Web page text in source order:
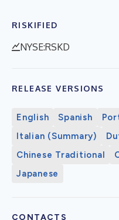
RISKIFIED
NYSE:RSKD
RELEASE VERSIONS
English Spanish
Italian (Summary)
Chinese Traditional
Japanese
CONTACTS